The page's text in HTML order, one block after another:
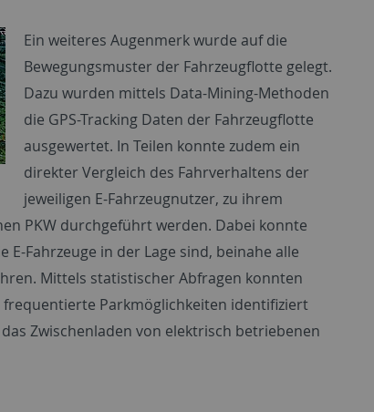
Ein weiteres Augenmerk wurde auf die
Bewegungsmuster der Fahrzeugflotte gelegt.
Dazu wurden mittels Data-Mining-Methoden
die GPS-Tracking Daten der Fahrzeugflotte
ausgewertet. In Teilen konnte zudem ein
direkter Vergleich des Fahrverhaltens der
jeweiligen E-Fahrzeugnutzer, zu ihrem
PKW durchgeführt werden. Dabei konnte
E-Fahrzeuge in der Lage sind, beinahe alle
Mittels statistischer Abfragen konnten
Parkmöglichkeiten identifiziert
Zwischenladen von elektrisch betriebenen